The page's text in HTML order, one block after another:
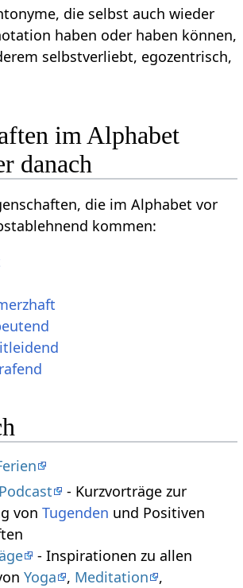
die selbst auch wieder
haben oder haben können,
selbstverliebt, egozentrisch,
im Alphabet
danach
die im Alphabet vor
kommen:
- Kurzvorträge zur
von Tugenden und Positiven
- Inspirationen zu allen
Yoga , Meditation
,